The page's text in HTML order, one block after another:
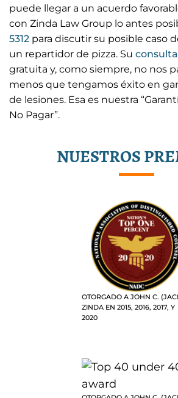
puede llegar a un acuerdo
con Zinda Law Group lo antes
5312 para discutir su posible caso
un repartidor de pizza. Su
gratuita y, como siempre, no nos
menos que tengamos éxito en
de lesiones. Esa es nuestra
No Pagar”.
NUESTROS
OTORGADO A JOHN C.
ZINDA EN 2015, 2016, 2017, Y
2020